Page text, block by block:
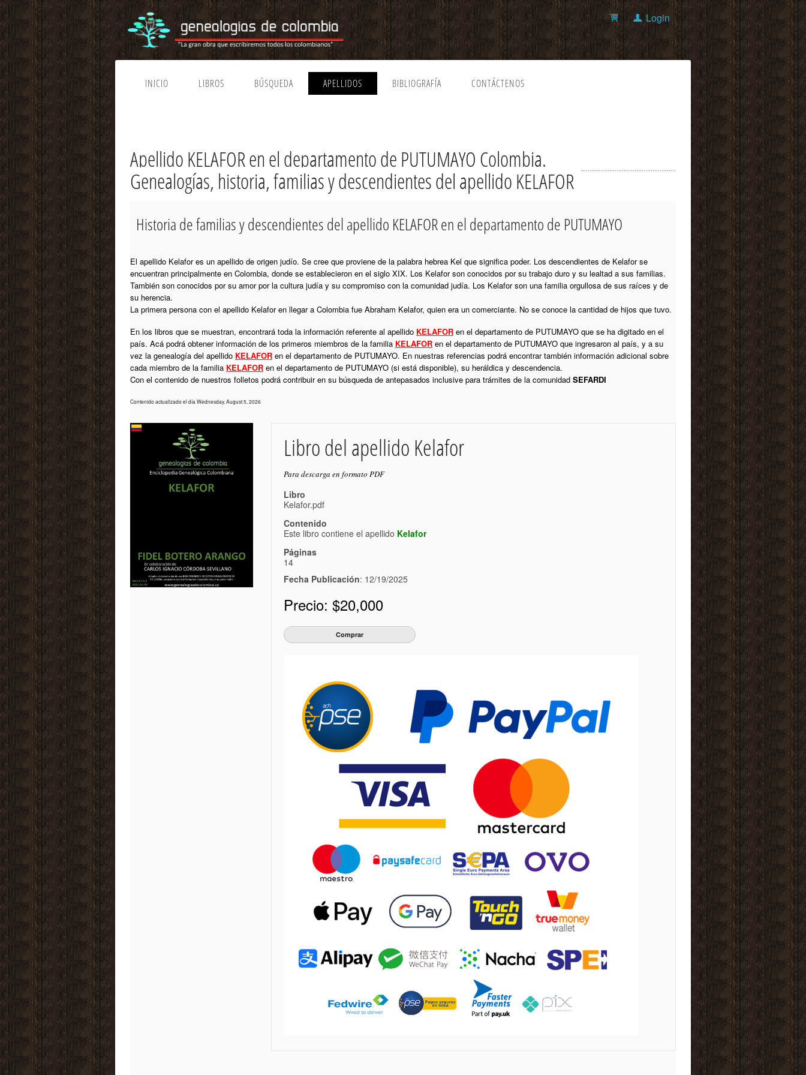
Login
INICIO LIBROS BÚSQUEDA APELLIDOS BIBLIOGRAFÍA CONTÁCTENOS
Apellido KELAFOR en el departamento de PUTUMAYO Colombia.
Genealogías, historia, familias y descendientes del apellido KELAFOR
Historia de familias y descendientes del apellido KELAFOR en el departamento de PUTUMAYO
El apellido Kelafor es un apellido de origen judío. Se cree que proviene de la palabra hebrea Kel que significa poder. Los descendientes de Kelafor se
encuentran principalmente en Colombia, donde se establecieron en el siglo XIX. Los Kelafor son conocidos por su trabajo duro y su lealtad a sus familias.
También son conocidos por su amor por la cultura judía y su compromiso con la comunidad judía. Los Kelafor son una familia orgullosa de sus raíces y de
su herencia.
La primera persona con el apellido Kelafor en llegar a Colombia fue Abraham Kelafor, quien era un comerciante. No se conoce la cantidad de hijos que tuvo.
En los libros que se muestran, encontrará toda la información referente al apellido KELAFOR en el departamento de PUTUMAYO que se ha digitado en el
país. Acá podrá obtener información de los primeros miembros de la familia KELAFOR en el departamento de PUTUMAYO que ingresaron al país, y a su
vez la genealogía del apellido KELAFOR en el departamento de PUTUMAYO. En nuestras referencias podrá encontrar también información adicional sobre
cada miembro de la familia KELAFOR en el departamento de PUTUMAYO (si está disponible), su heráldica y descendencia.
Con el contenido de nuestros folletos podrá contribuir en su búsqueda de antepasados inclusive para trámites de la comunidad SEFARDI
Contenido actualizado el día Wednesday, August 5, 2026
Libro del apellido Kelafor
Para descarga en formato PDF
Libro
Kelafor.pdf
Contenido
Este libro contiene el apellido Kelafor
Páginas
14
Fecha Publicación: 12/19/2025
Precio: $20,000